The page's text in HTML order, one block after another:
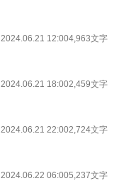
2024.06.21 12:004,963文字
2024.06.21 18:002,459文字
2024.06.21 22:002,724文字
2024.06.22 06:005,237文字